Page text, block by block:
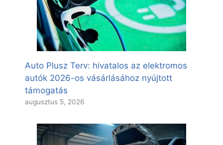
Auto Plusz Terv: hivatalos az elektromos
autók 2026-os vásárlásához nyújtott
támogatás
augusztus 5, 2026